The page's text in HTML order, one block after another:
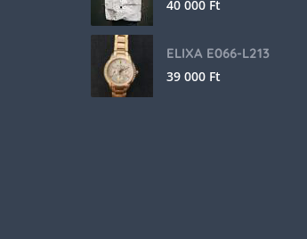
40 000 Ft
ELIXA E066-L213
39 000 Ft